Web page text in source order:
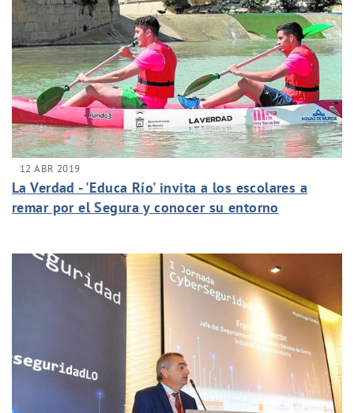
12 ABR 2019
La Verdad - 'Educa Río' invita a los escolares a
remar por el Segura y conocer su entorno